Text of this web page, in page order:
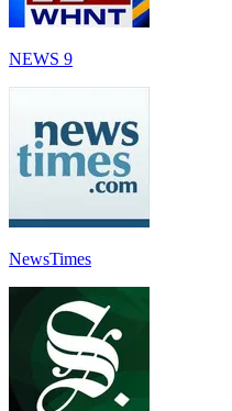
NEWS 9
NewsTimes